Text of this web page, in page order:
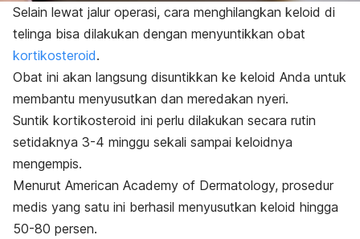
Selain lewat jalur operasi, cara menghilangkan keloid di
telinga bisa dilakukan dengan menyuntikkan obat
kortikosteroid.
Obat ini akan langsung disuntikkan ke keloid Anda untuk
membantu menyusutkan dan meredakan nyeri.
Suntik kortikosteroid ini perlu dilakukan secara rutin
setidaknya 3-4 minggu sekali sampai keloidnya
mengempis.
Menurut American Academy of Dermatology, prosedur
medis yang satu ini berhasil menyusutkan keloid hingga
50-80 persen.